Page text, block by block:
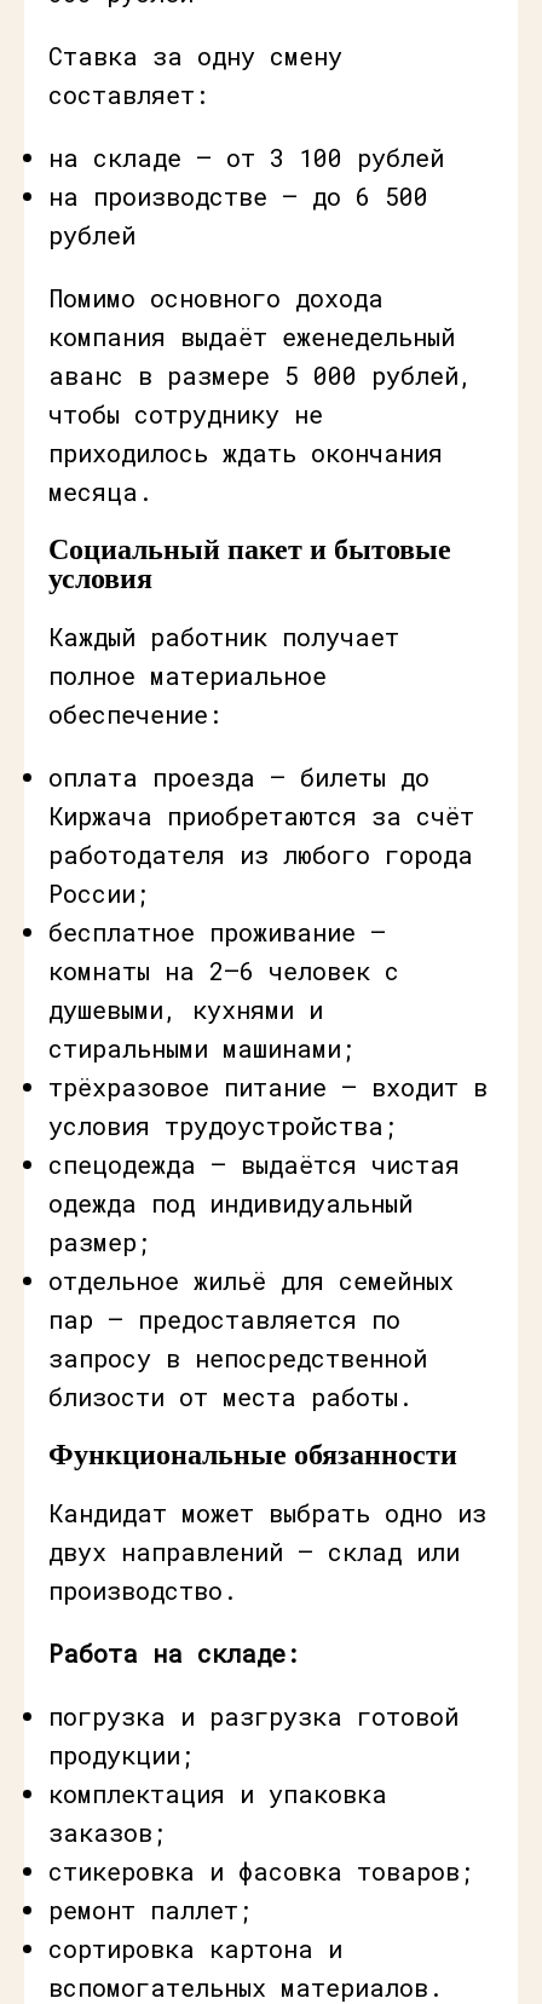
Ставка за одну смену
составляет:
на складе — от 3 100 рублей
на производстве — до 6 500
рублей
Помимо основного дохода
компания выдаёт еженедельный
аванс в размере 5 000 рублей,
чтобы сотруднику не
приходилось ждать окончания
месяца.
Социальный пакет и бытовые
условия
Каждый работник получает
полное материальное
обеспечение:
оплата проезда — билеты до
Киржача приобретаются за счёт
работодателя из любого города
России;
бесплатное проживание —
комнаты на 2–6 человек с
душевыми, кухнями и
стиральными машинами;
трёхразовое питание — входит в
условия трудоустройства;
спецодежда — выдаётся чистая
одежда под индивидуальный
размер;
отдельное жильё для семейных
пар — предоставляется по
запросу в непосредственной
близости от места работы.
Функциональные обязанности
Кандидат может выбрать одно из
двух направлений — склад или
производство.
Работа на складе:
погрузка и разгрузка готовой
продукции;
комплектация и упаковка
заказов;
стикеровка и фасовка товаров;
ремонт паллет;
сортировка картона и
вспомогательных материалов.